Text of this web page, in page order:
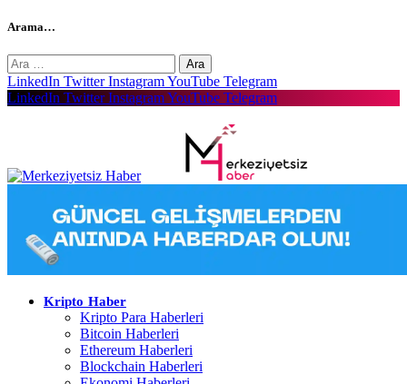
Arama…
Arama:
LinkedIn Twitter InstagramYouTube Telegram
LinkedIn Twitter InstagramYouTube Telegram
Kripto Haber
Kripto Para Haberleri
Bitcoin Haberleri
Ethereum Haberleri
Blockchain Haberleri